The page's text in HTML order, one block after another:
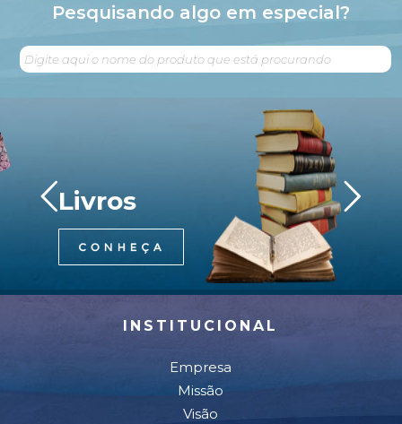
Pesquisando algo em especial?
Livros
INSTITUCIONAL
Empresa
Missão
Visão